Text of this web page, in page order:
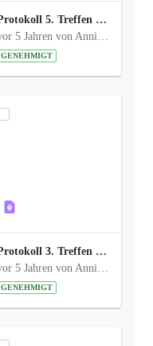
Protokoll 5. Treffen 20141208 AG Bismarkplatz.pdf
vor 5 Jahren von Anni Schlumberger
GENEHMIGT
Protokoll 3. Treffen 20141016 AG Bismarckplatz.pdf
vor 5 Jahren von Anni Schlumberger
GENEHMIGT